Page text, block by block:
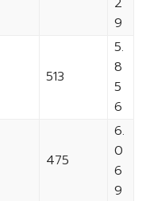
9
513
5.
8
5
6
475
6.
0
6
9